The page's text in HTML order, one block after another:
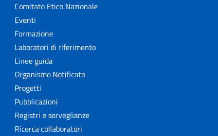
Comitato Etico Nazionale
Eventi
Formazione
Laboratori di riferimento
Linee guida
Organismo Notificato
Progetti
Pubblicazioni
Registri e sorveglianze
Ricerca collaboratori